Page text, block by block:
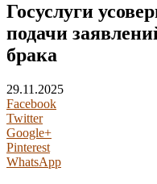
Госуслуги
подачи
брака
29.11.2025
Facebook
Twitter
Google+
Pinterest
WhatsApp